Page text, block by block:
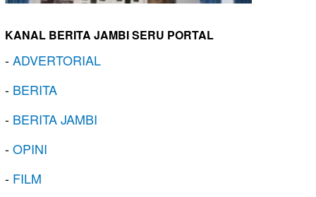
KANAL BERITA JAMBI SERU PORTAL
-ADVERTORIAL
- BERITA
- BERITA JAMBI
-OPINI
- FILM